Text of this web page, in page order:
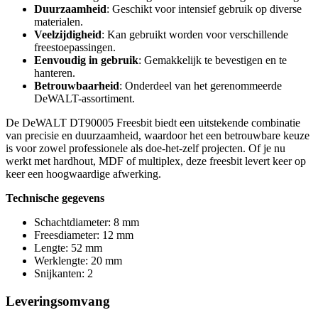
Duurzaamheid: Geschikt voor intensief gebruik op diverse
materialen.
Veelzijdigheid: Kan gebruikt worden voor verschillende
freestoepassingen.
Eenvoudig in gebruik: Gemakkelijk te bevestigen en te
hanteren.
Betrouwbaarheid: Onderdeel van het gerenommeerde
DeWALT-assortiment.
De DeWALT DT90005 Freesbit biedt een uitstekende combinatie
van precisie en duurzaamheid, waardoor het een betrouwbare keuze
is voor zowel professionele als doe-het-zelf projecten. Of je nu
werkt met hardhout, MDF of multiplex, deze freesbit levert keer op
keer een hoogwaardige afwerking.
Technische gegevens
Schachtdiameter: 8 mm
Freesdiameter: 12 mm
Lengte: 52 mm
Werklengte: 20 mm
Snijkanten: 2
Leveringsomvang